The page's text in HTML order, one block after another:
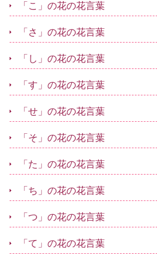
「こ」の花の花言葉
「さ」の花の花言葉
「し」の花の花言葉
「す」の花の花言葉
「せ」の花の花言葉
「そ」の花の花言葉
「た」の花の花言葉
「ち」の花の花言葉
「つ」の花の花言葉
「て」の花の花言葉